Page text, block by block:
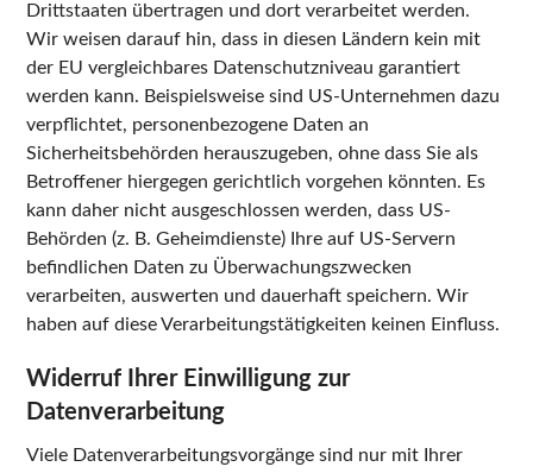
Drittstaaten übertragen und dort verarbeitet werden.
Wir weisen darauf hin, dass in diesen Ländern kein mit
der EU vergleichbares Datenschutzniveau garantiert
werden kann. Beispielsweise sind US-Unternehmen dazu
verpflichtet, personenbezogene Daten an
Sicherheitsbehörden herauszugeben, ohne dass Sie als
Betroffener hiergegen gerichtlich vorgehen könnten. Es
kann daher nicht ausgeschlossen werden, dass US-
Behörden (z. B. Geheimdienste) Ihre auf US-Servern
befindlichen Daten zu Überwachungszwecken
verarbeiten, auswerten und dauerhaft speichern. Wir
haben auf diese Verarbeitungstätigkeiten keinen Einfluss.
Widerruf Ihrer Einwilligung zur
Datenverarbeitung
Viele Datenverarbeitungsvorgänge sind nur mit Ihrer